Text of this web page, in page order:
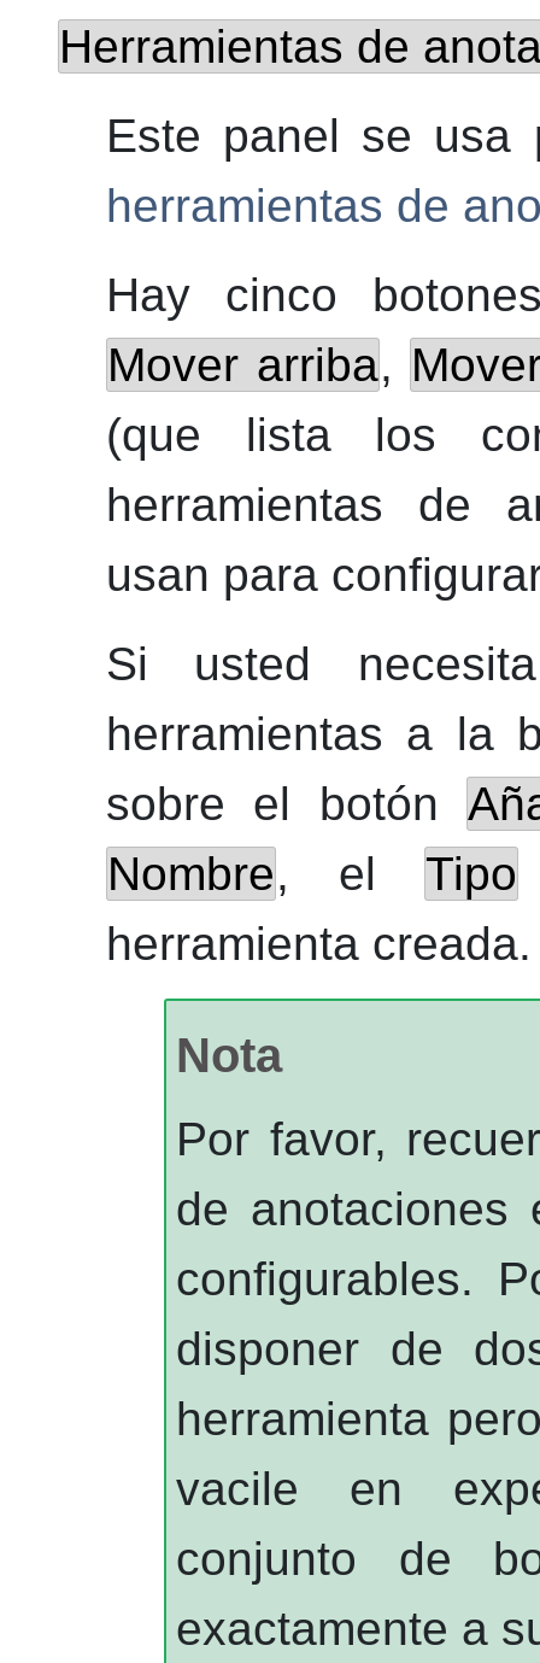
Herramientas de
Este panel se
herramientas de
Hay cinco
Mover arriba,
(que lista los
herramientas de
usan para
Si usted
herramientas a la
sobre el botón
Nombre, el Tipo
herramienta creada.
Nota
Por favor,
de
configurables.
disponer de
herramienta
vacile en
conjunto de
exactamente a